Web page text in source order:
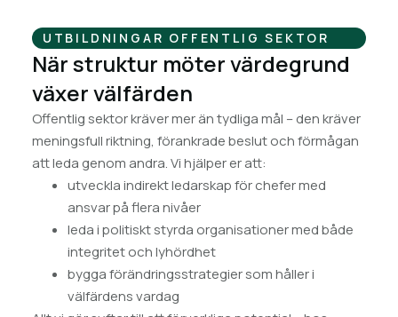
UTBILDNINGAR OFFENTLIG SEKTOR
När struktur möter värdegrund
växer välfärden
Offentlig sektor kräver mer än tydliga mål – den kräver
meningsfull riktning, förankrade beslut och förmågan
att leda genom andra. Vi hjälper er att:
utveckla indirekt ledarskap för chefer med
ansvar på flera nivåer
leda i politiskt styrda organisationer med både
integritet och lyhördhet
bygga förändringsstrategier som håller i
välfärdens vardag